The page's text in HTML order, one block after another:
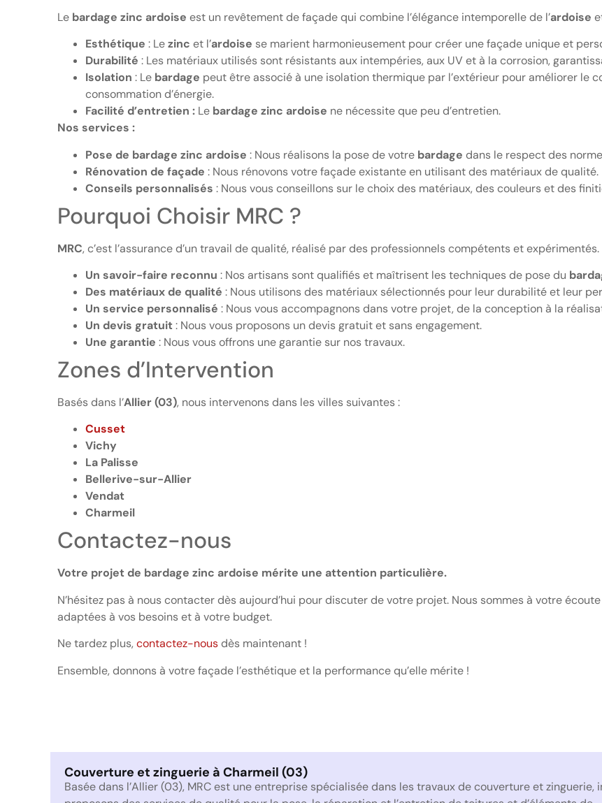
Le bardage zinc ardoise est un revêtement de façade qui combine l’élégance intemporelle de l’ardoise
Esthétique : Lezinc et l’ardoise se marient harmonieusement pour créer une façade unique et
Durabilité : Les matériaux utilisés sont résistants aux intempéries, aux UV et à la corrosion,
Isolation : Le bardage peut être associé à une isolation thermique par l’extérieur pour améliorer le
consommation d’énergie.
Facilité d’entretien : Le bardage zinc ardoise ne nécessite que peu d’entretien.
Nos services :
Pose de bardage zinc ardoise : Nous réalisons la pose de votre bardage dans le respect des
Rénovation de façade : Nous rénovons votre façade existante en utilisant des matériaux de qualité.
Conseils personnalisés : Nous vous conseillons sur le choix des matériaux, des couleurs et des
Pourquoi Choisir MRC ?
MRC, c’est l’assurance d’un travail de qualité, réalisé par des professionnels compétents et
Un savoir-faire reconnu : Nos artisans sont qualifiés et maîtrisent les techniques de pose du
Des matériaux de qualité : Nous utilisons des matériaux sélectionnés pour leur durabilité et leur
Un service personnalisé : Nous vous accompagnons dans votre projet, de la conception à la
Un devis gratuit: Nous vous proposons un devis gratuit et sans engagement.
Une garantie : Nous vous offrons une garantie sur nos travaux.
Zones d’Intervention
Basés dans l’Allier (03), nous intervenons dans les villes suivantes :
Cusset
Vichy
La Palisse
Bellerive-sur-Allier
Vendat
Charmeil
Contactez-nous
Votre projet de bardage zinc ardoise mérite une attention particulière.
N’hésitez pas à nous contacter dès aujourd’hui pour discuter de votre projet. Nous sommes à votre
adaptées à vos besoins et à votre budget.
Ne tardez plus,contactez-nousdès maintenant !
Ensemble, donnons à votre façade l’esthétique et la performance qu’elle mérite !
Couverture et zinguerie à Charmeil (03)
Basée dans l’Allier (03), MRC est une entreprise spécialisée dans les travaux de couverture et